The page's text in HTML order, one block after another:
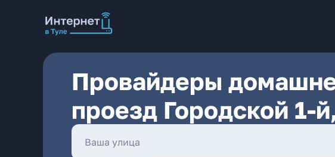
Провайдеры
проезд Городской 1-